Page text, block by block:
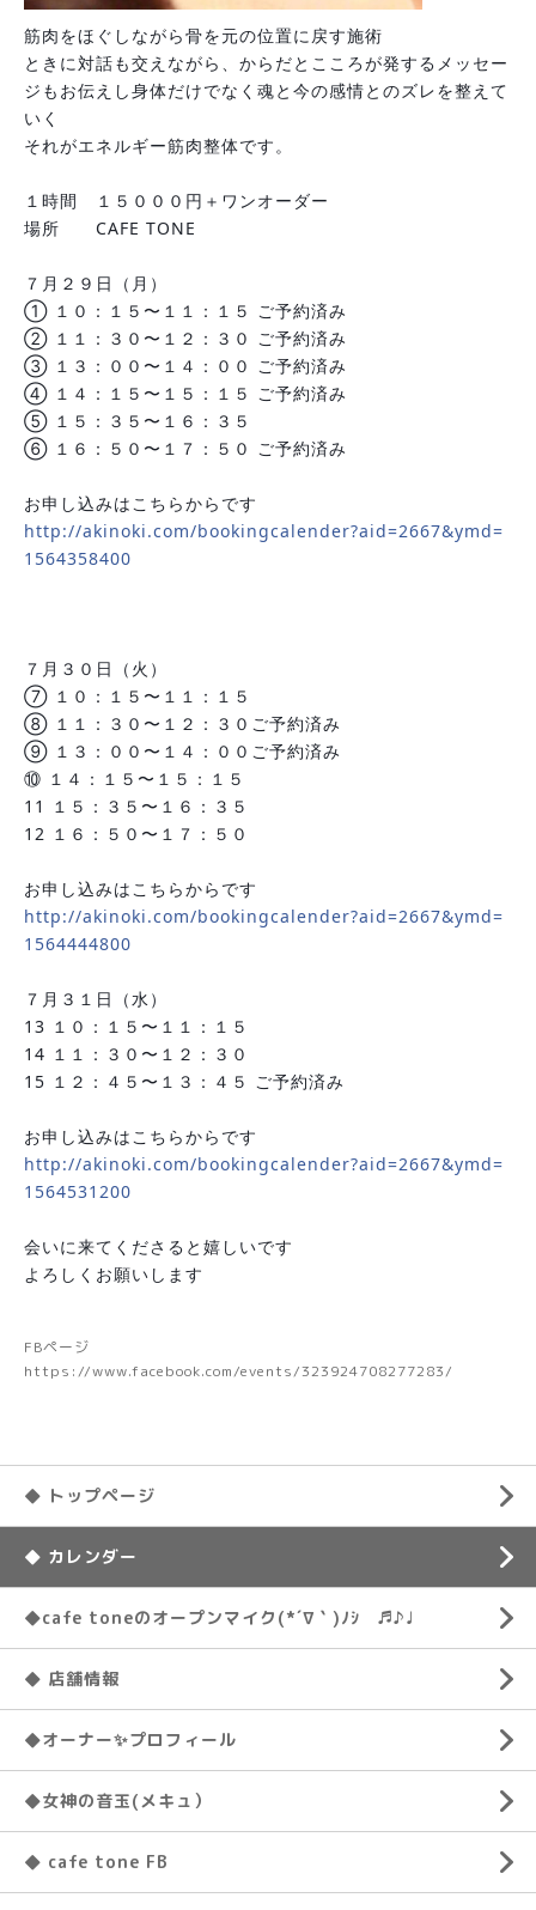
筋肉をほぐしながら骨を元の位置に戻す施術
ときに対話も交えながら、からだとこころが発するメッセー
ジもお伝えし身体だけでなく魂と今の感情とのズレを整えて
いく
それがエネルギー筋肉整体です。
１時間　１５０００円＋ワンオーダー
場所　　CAFE TONE
７月２９日（月）
① １０：１５〜１１：１５ ご予約済み
② １１：３０〜１２：３０ ご予約済み
③ １３：００〜１４：００ ご予約済み
④ １４：１５〜１５：１５ ご予約済み
⑤ １５：３５〜１６：３５
⑥ １６：５０〜１７：５０ ご予約済み
お申し込みはこちらからです
http://akinoki.com/bookingcalender?aid=2667&ymd=
1564358400
７月３０日（火）
⑦ １０：１５〜１１：１５
⑧ １１：３０〜１２：３０ご予約済み
⑨ １３：００〜１４：００ご予約済み
⑩ １４：１５〜１５：１５
11 １５：３５〜１６：３５
12 １６：５０〜１７：５０
お申し込みはこちらからです
http://akinoki.com/bookingcalender?aid=2667&ymd=
1564444800
７月３１日（水）
13 １０：１５〜１１：１５
14 １１：３０〜１２：３０
15 １２：４５〜１３：４５ ご予約済み
お申し込みはこちらからです
http://akinoki.com/bookingcalender?aid=2667&ymd=
1564531200
会いに来てくださると嬉しいです
よろしくお願いします
FBページ
https://www.facebook.com/events/323924708277283/
◆ トップページ
◆ カレンダー
◆cafe toneのオープンマイク(*´∇｀)ﾉｼ ♬♪♩
◆ 店舗情報
◆オーナー✨プロフィール
◆女神の音玉(メキュ）
◆ cafe tone FB